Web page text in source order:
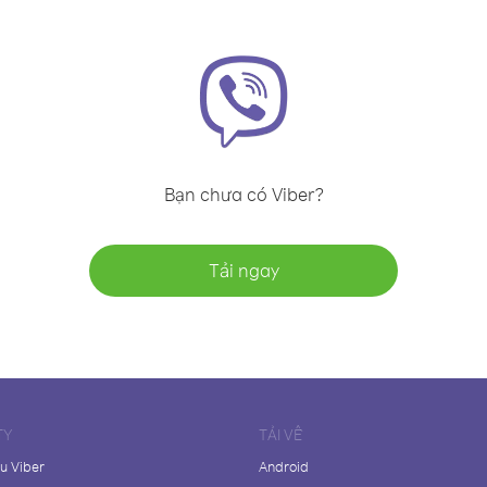
Bạn chưa có Viber?
Tải ngay
Viber
TẢI VỀ
Android